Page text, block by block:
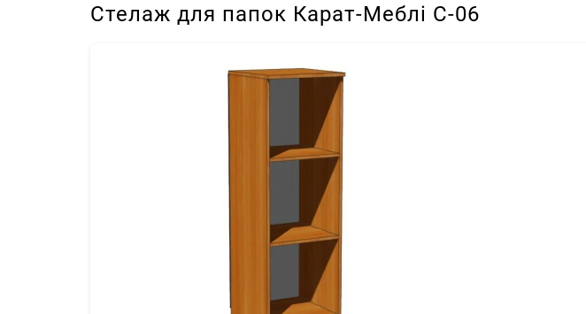
Стелаж для папок Карат-Меблі С-06